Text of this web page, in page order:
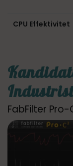
CPU Effektivitet
FabFilter